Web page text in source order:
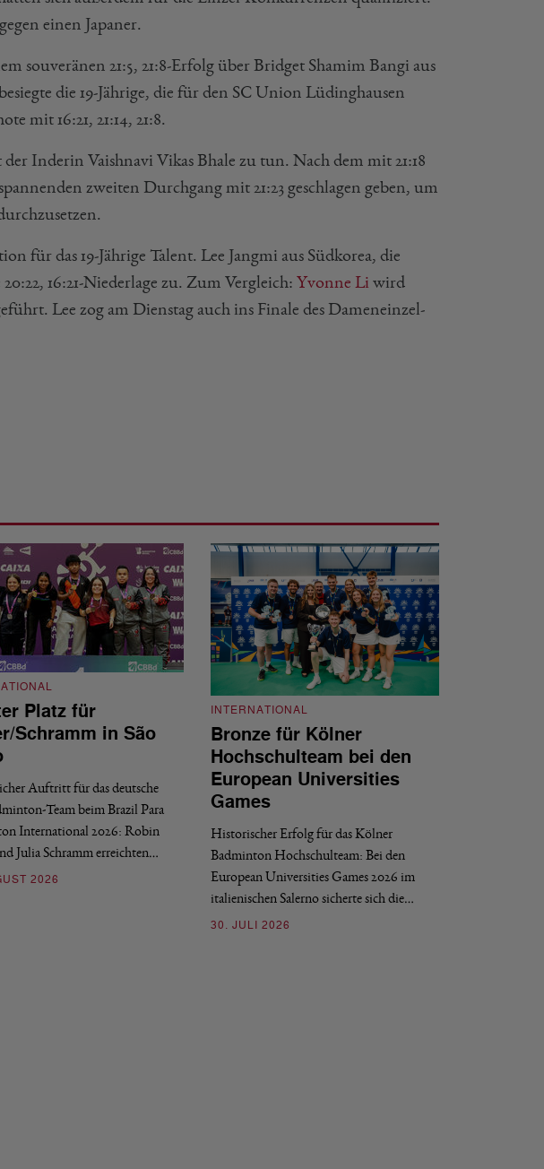
einen Japaner.
souveränen 21:5, 21:8-Erfolg über Bridget Shamim Bangi aus
die 19-Jährige, die für den SC Union Lüdinghausen
mit 16:21, 21:14, 21:8.
Inderin Vaishnavi Vikas Bhale zu tun. Nach dem mit 21:18
zweiten Durchgang mit 21:23 geschlagen geben, um
für das 19-Jährige Talent. Lee Jangmi aus Südkorea, die
16:21-Niederlage zu. Zum Vergleich: Yvonne Li wird
Lee zog am Dienstag auch ins Finale des Dameneinzel-
Platz für
Schramm in São
Auftritt für das deutsche
Team beim Brazil Para
International 2026: Robin
Julia Schramm erreichten…
2026
INTERNATIONAL
Bronze für Kölner
Hochschulteam bei den
European Universities
Games
Historischer Erfolg für das Kölner
Badminton Hochschulteam: Bei den
European Universities Games 2026 im
italienischen Salerno sicherte sich die…
30. JULI 2026